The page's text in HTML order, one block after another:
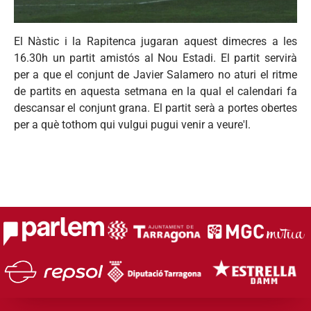
El Nàstic i la Rapitenca jugaran aquest dimecres a les
16.30h un partit amistós al Nou Estadi. El partit servirà
per a queel conjuntde JavierSalamero noaturi el ritme
de partitsenaquesta setmana en la qual elcalendari fa
descansarel conjunt grana. El partit serà a portes obertes
per a què tothom qui vulgui pugui venira veure'l.